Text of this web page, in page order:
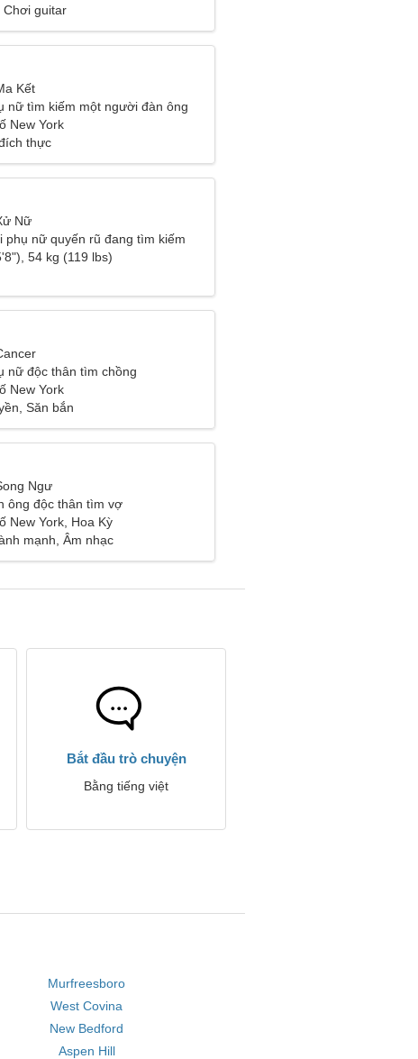
Chơi guitar
Kết
nữ tìm kiếm một người đàn ông
New York
thực
Nữ
phụ nữ quyến rũ đang tìm kiếm
như bạn
54 kg (119 lbs)
nữ độc thân tìm chồng
New York
Săn bắn
Ngư
ông độc thân tìm vợ
New York, Hoa Kỳ
mạnh, Âm nhạc
Bắt đầu trò chuyện
Bằng tiếng việt
Murfreesboro
West Covina
New Bedford
Aspen Hill